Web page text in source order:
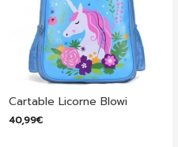
Cartable Licorne Blowi
40,99€